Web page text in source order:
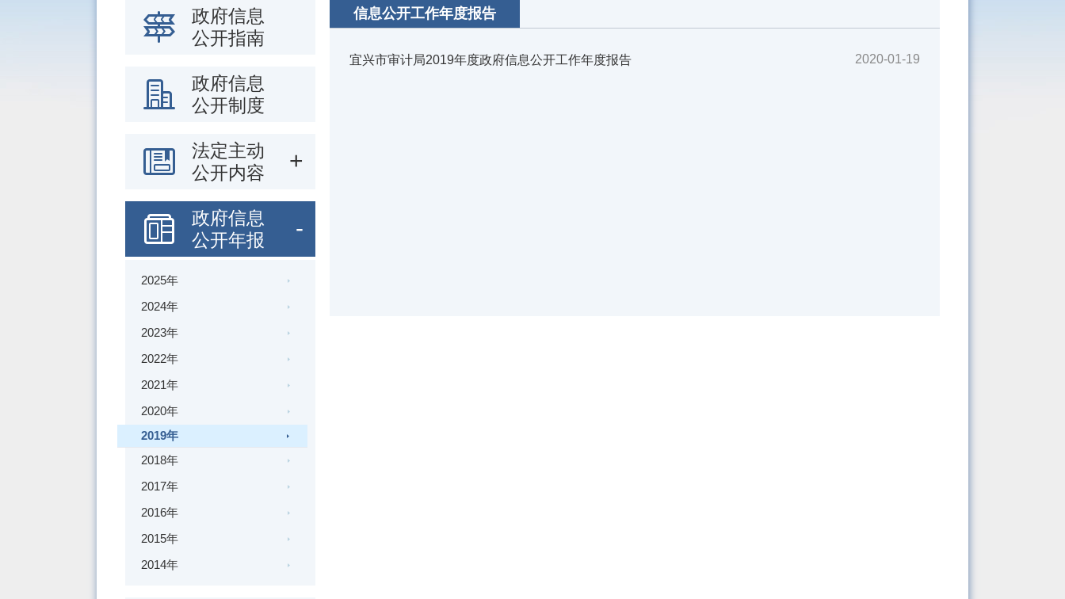
政府信息
公开指南
政府信息
公开制度
法定主动
公开内容
政府信息
公开年报
2025年
2024年
2023年
2022年
2021年
2020年
2019年
2018年
2017年
2016年
2015年
2014年
信息公开工作年度报告
宜兴市审计局2019年度政府信息公开工作年度报告 2020-01-19